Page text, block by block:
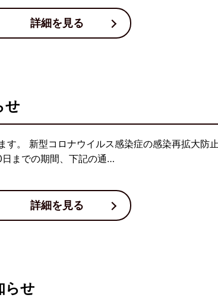
詳細を見る
せ
。 新型コロナウイルス感染症の感染再拡大防
までの期間、下記の通…
詳細を見る
らせ